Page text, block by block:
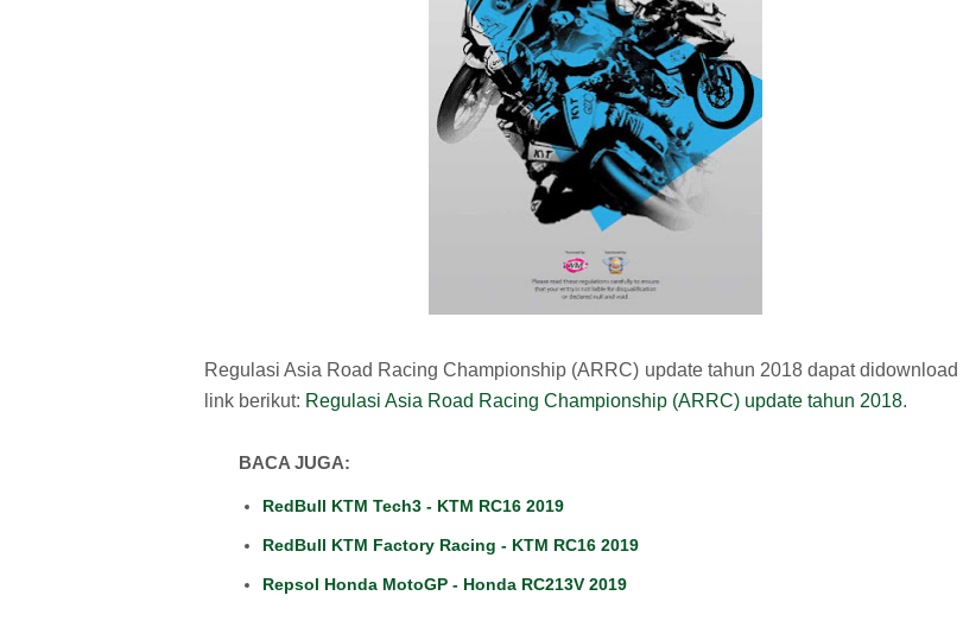
Regulasi Asia Road Racing Championship (ARRC) update tahun 2018 dapat didownload
link berikut: Regulasi Asia Road Racing Championship (ARRC) update tahun 2018.
BACA JUGA:
RedBull KTM Tech3 - KTM RC16 2019
RedBull KTM Factory Racing - KTM RC16 2019
Repsol Honda MotoGP - Honda RC213V 2019